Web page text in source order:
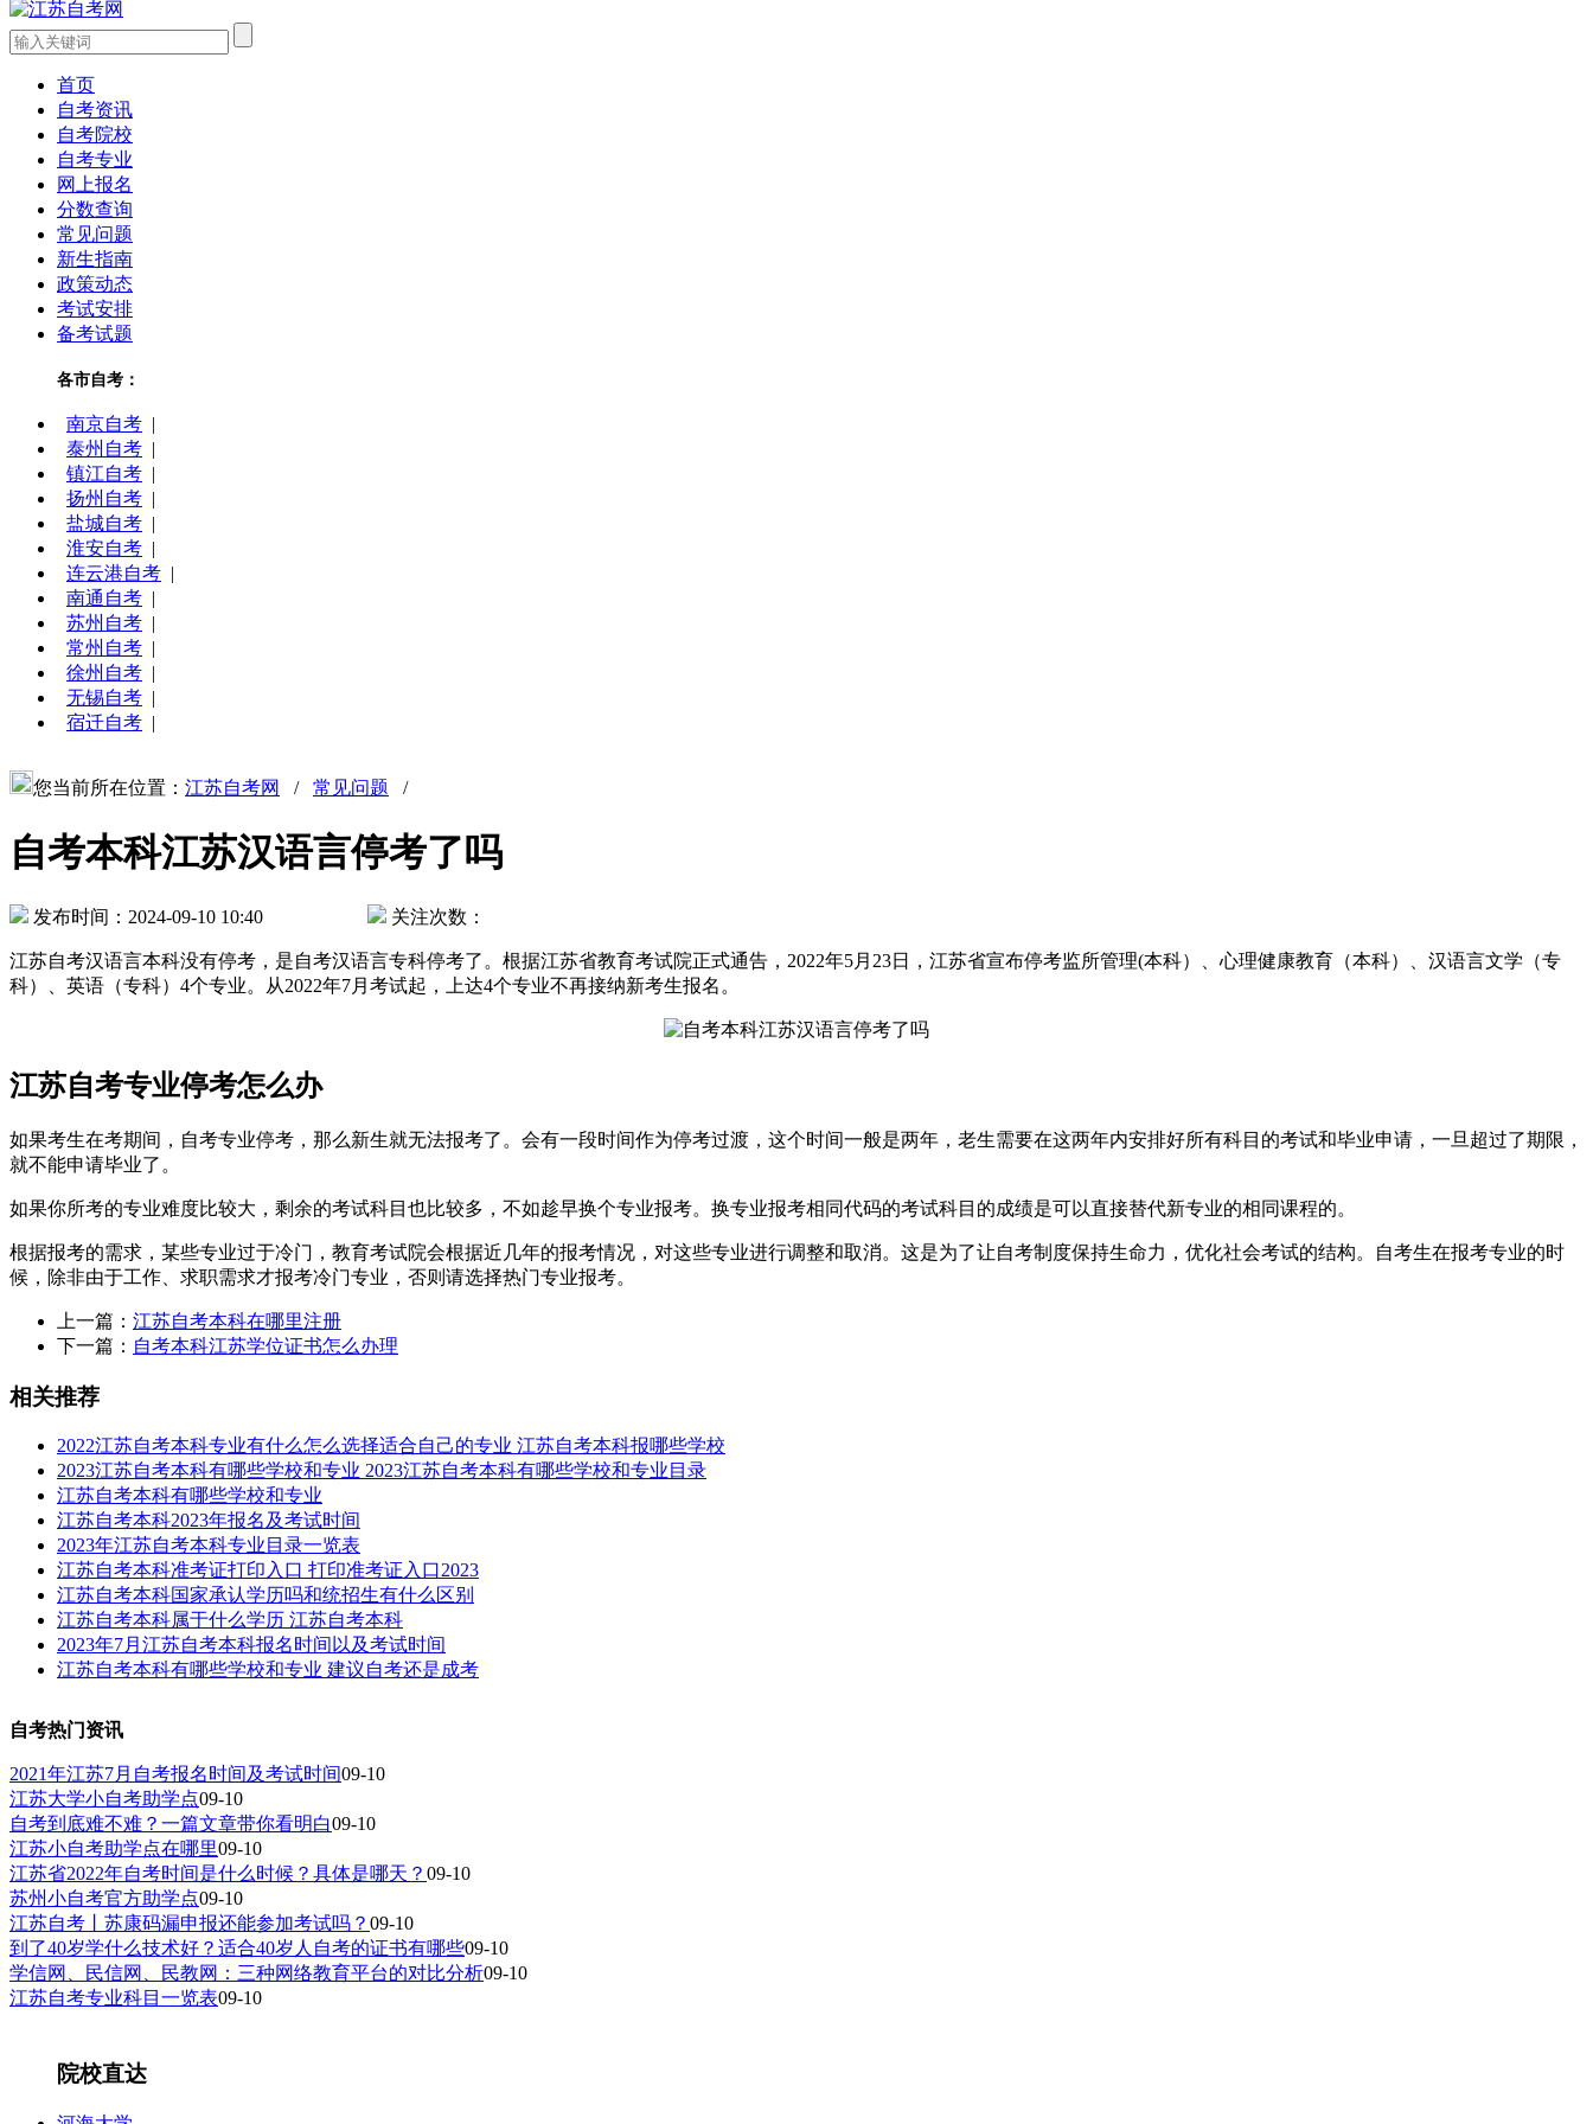
首页
自考资讯
自考院校
自考专业
网上报名
分数查询
常见问题
新生指南
政策动态
考试安排
备考试题
各市自考：
南京自考 |
泰州自考 |
镇江自考 |
扬州自考 |
盐城自考 |
淮安自考 |
连云港自考 |
南通自考 |
苏州自考 |
常州自考 |
徐州自考 |
无锡自考 |
宿迁自考 |
您当前所在位置： 江苏自考网 / 常见问题 /
自考本科江苏汉语言停考了吗
发布时间：2024-09-10 10:40 关注次数：
江苏自考汉语言本科没有停考，是自考汉语言专科停考了。根据江苏省教育考试院正式通告，2022年5月23日，江苏省宣布停考监所管理(本科）、心理健康教育（本科）、汉语言文学（专
科）、英语（专科）4个专业。从2022年7月考试起，上达4个专业不再接纳新考生报名。
江苏自考专业停考怎么办
如果考生在考期间，自考专业停考，那么新生就无法报考了。会有一段时间作为停考过渡，这个时间一般是两年，老生需要在这两年内安排好所有科目的考试和毕业申请，一旦超过了期限，
就不能申请毕业了。
如果你所考的专业难度比较大，剩余的考试科目也比较多，不如趁早换个专业报考。换专业报考相同代码的考试科目的成绩是可以直接替代新专业的相同课程的。
根据报考的需求，某些专业过于冷门，教育考试院会根据近几年的报考情况，对这些专业进行调整和取消。这是为了让自考制度保持生命力，优化社会考试的结构。自考生在报考专业的时
候，除非由于工作、求职需求才报考冷门专业，否则请选择热门专业报考。
上一篇： 江苏自考本科在哪里注册
下一篇： 自考本科江苏学位证书怎么办理
相关推荐
2022江苏自考本科专业有什么怎么选择适合自己的专业 江苏自考本科报哪些学校
2023江苏自考本科有哪些学校和专业 2023江苏自考本科有哪些学校和专业目录
江苏自考本科有哪些学校和专业
江苏自考本科2023年报名及考试时间
2023年江苏自考本科专业目录一览表
江苏自考本科准考证打印入口 打印准考证入口2023
江苏自考本科国家承认学历吗和统招生有什么区别
江苏自考本科属于什么学历 江苏自考本科
2023年7月江苏自考本科报名时间以及考试时间
江苏自考本科有哪些学校和专业 建议自考还是成考
自考热门资讯
2021年江苏7月自考报名时间及考试时间09-10
江苏大学小自考助学点09-10
自考到底难不难？一篇文章带你看明白09-10
江苏小自考助学点在哪里09-10
江苏省2022年自考时间是什么时候？具体是哪天？ 09-10
苏州小自考官方助学点09-10
江苏自考丨苏康码漏申报还能参加考试吗？ 09-10
到了40岁学什么技术好？适合40岁人自考的证书有哪些09-10
学信网、民信网、民教网：三种网络教育平台的对比分析09-10
江苏自考专业科目一览表09-10
院校直达